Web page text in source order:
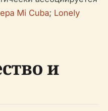
Mi Cuba; Lonely
и